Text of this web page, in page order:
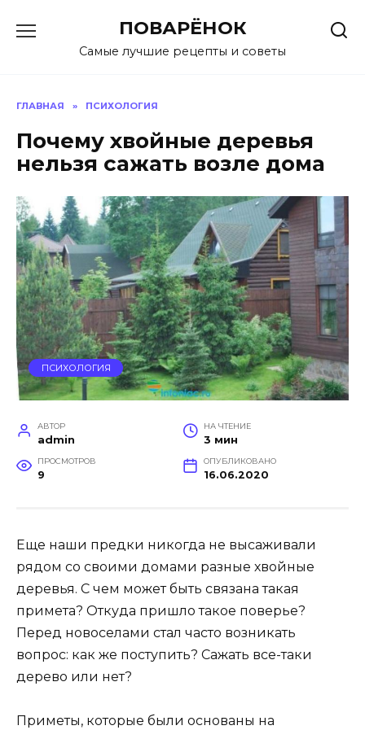
содержанию
ПОВАРЁНОК
Самые лучшие рецепты и советы
ГЛАВНАЯ » ПСИХОЛОГИЯ
Почему хвойные деревья
нельзя сажать возле дома
ПСИХОЛОГИЯ
АВТОР
admin
НА ЧТЕНИЕ
3 мин
ПРОСМОТРОВ
9
ОПУБЛИКОВАНО
16.06.2020
Еще наши предки никогда не высаживали
рядом со своими домами разные хвойные
деревья. С чем может быть связана такая
примета? Откуда пришло такое поверье?
Перед новоселами стал часто возникать
вопрос: как же поступить? Сажать все-таки
дерево или нет?
Приметы, которые были основаны на